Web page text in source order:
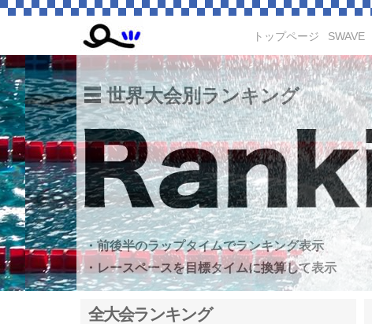
トップページ SWAVE
世界大会別ランキング
・前後半のラップタイムでランキング表示
・レースペースを目標タイムに換算して表示
全大会ランキング